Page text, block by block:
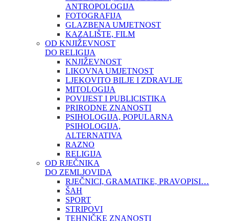
ANTROPOLOGIJA
FOTOGRAFIJA
GLAZBENA UMJETNOST
KAZALIŠTE, FILM
OD KNJIŽEVNOST
DO RELIGIJA
KNJIŽEVNOST
LIKOVNA UMJETNOST
LJEKOVITO BILJE I ZDRAVLJE
MITOLOGIJA
POVIJEST I PUBLICISTIKA
PRIRODNE ZNANOSTI
PSIHOLOGIJA, POPULARNA
PSIHOLOGIJA,
ALTERNATIVA
RAZNO
RELIGIJA
OD RJEČNIKA
DO ZEMLJOVIDA
RJEČNICI, GRAMATIKE, PRAVOPISI…
ŠAH
SPORT
STRIPOVI
TEHNIČKE ZNANOSTI